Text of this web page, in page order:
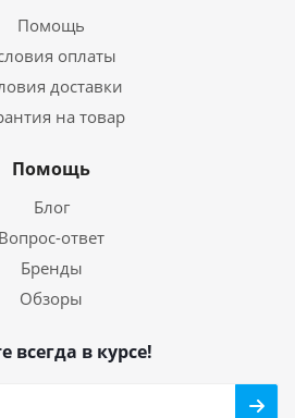
Помощь
оплаты
доставки
на товар
Помощь
Блог
Вопрос-ответ
Бренды
Обзоры
всегда в курсе!